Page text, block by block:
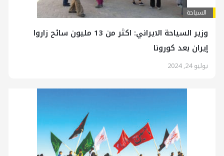
السياحة
وزير السياحة الايراني: اكثر من 13 مليون سائح زاروا
إيران بعد كورونا
يوليو 24, 2024